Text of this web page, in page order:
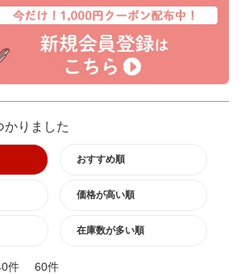
かりました
おすすめ順
価格が高い順
在庫数が多い順
件 60件